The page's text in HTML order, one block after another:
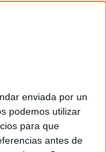
enviada por un
podemos utilizar
para que
antes de